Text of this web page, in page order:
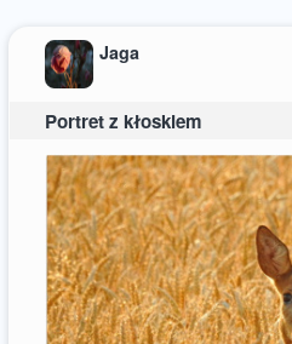
Jaga
Portret z kłoskiem